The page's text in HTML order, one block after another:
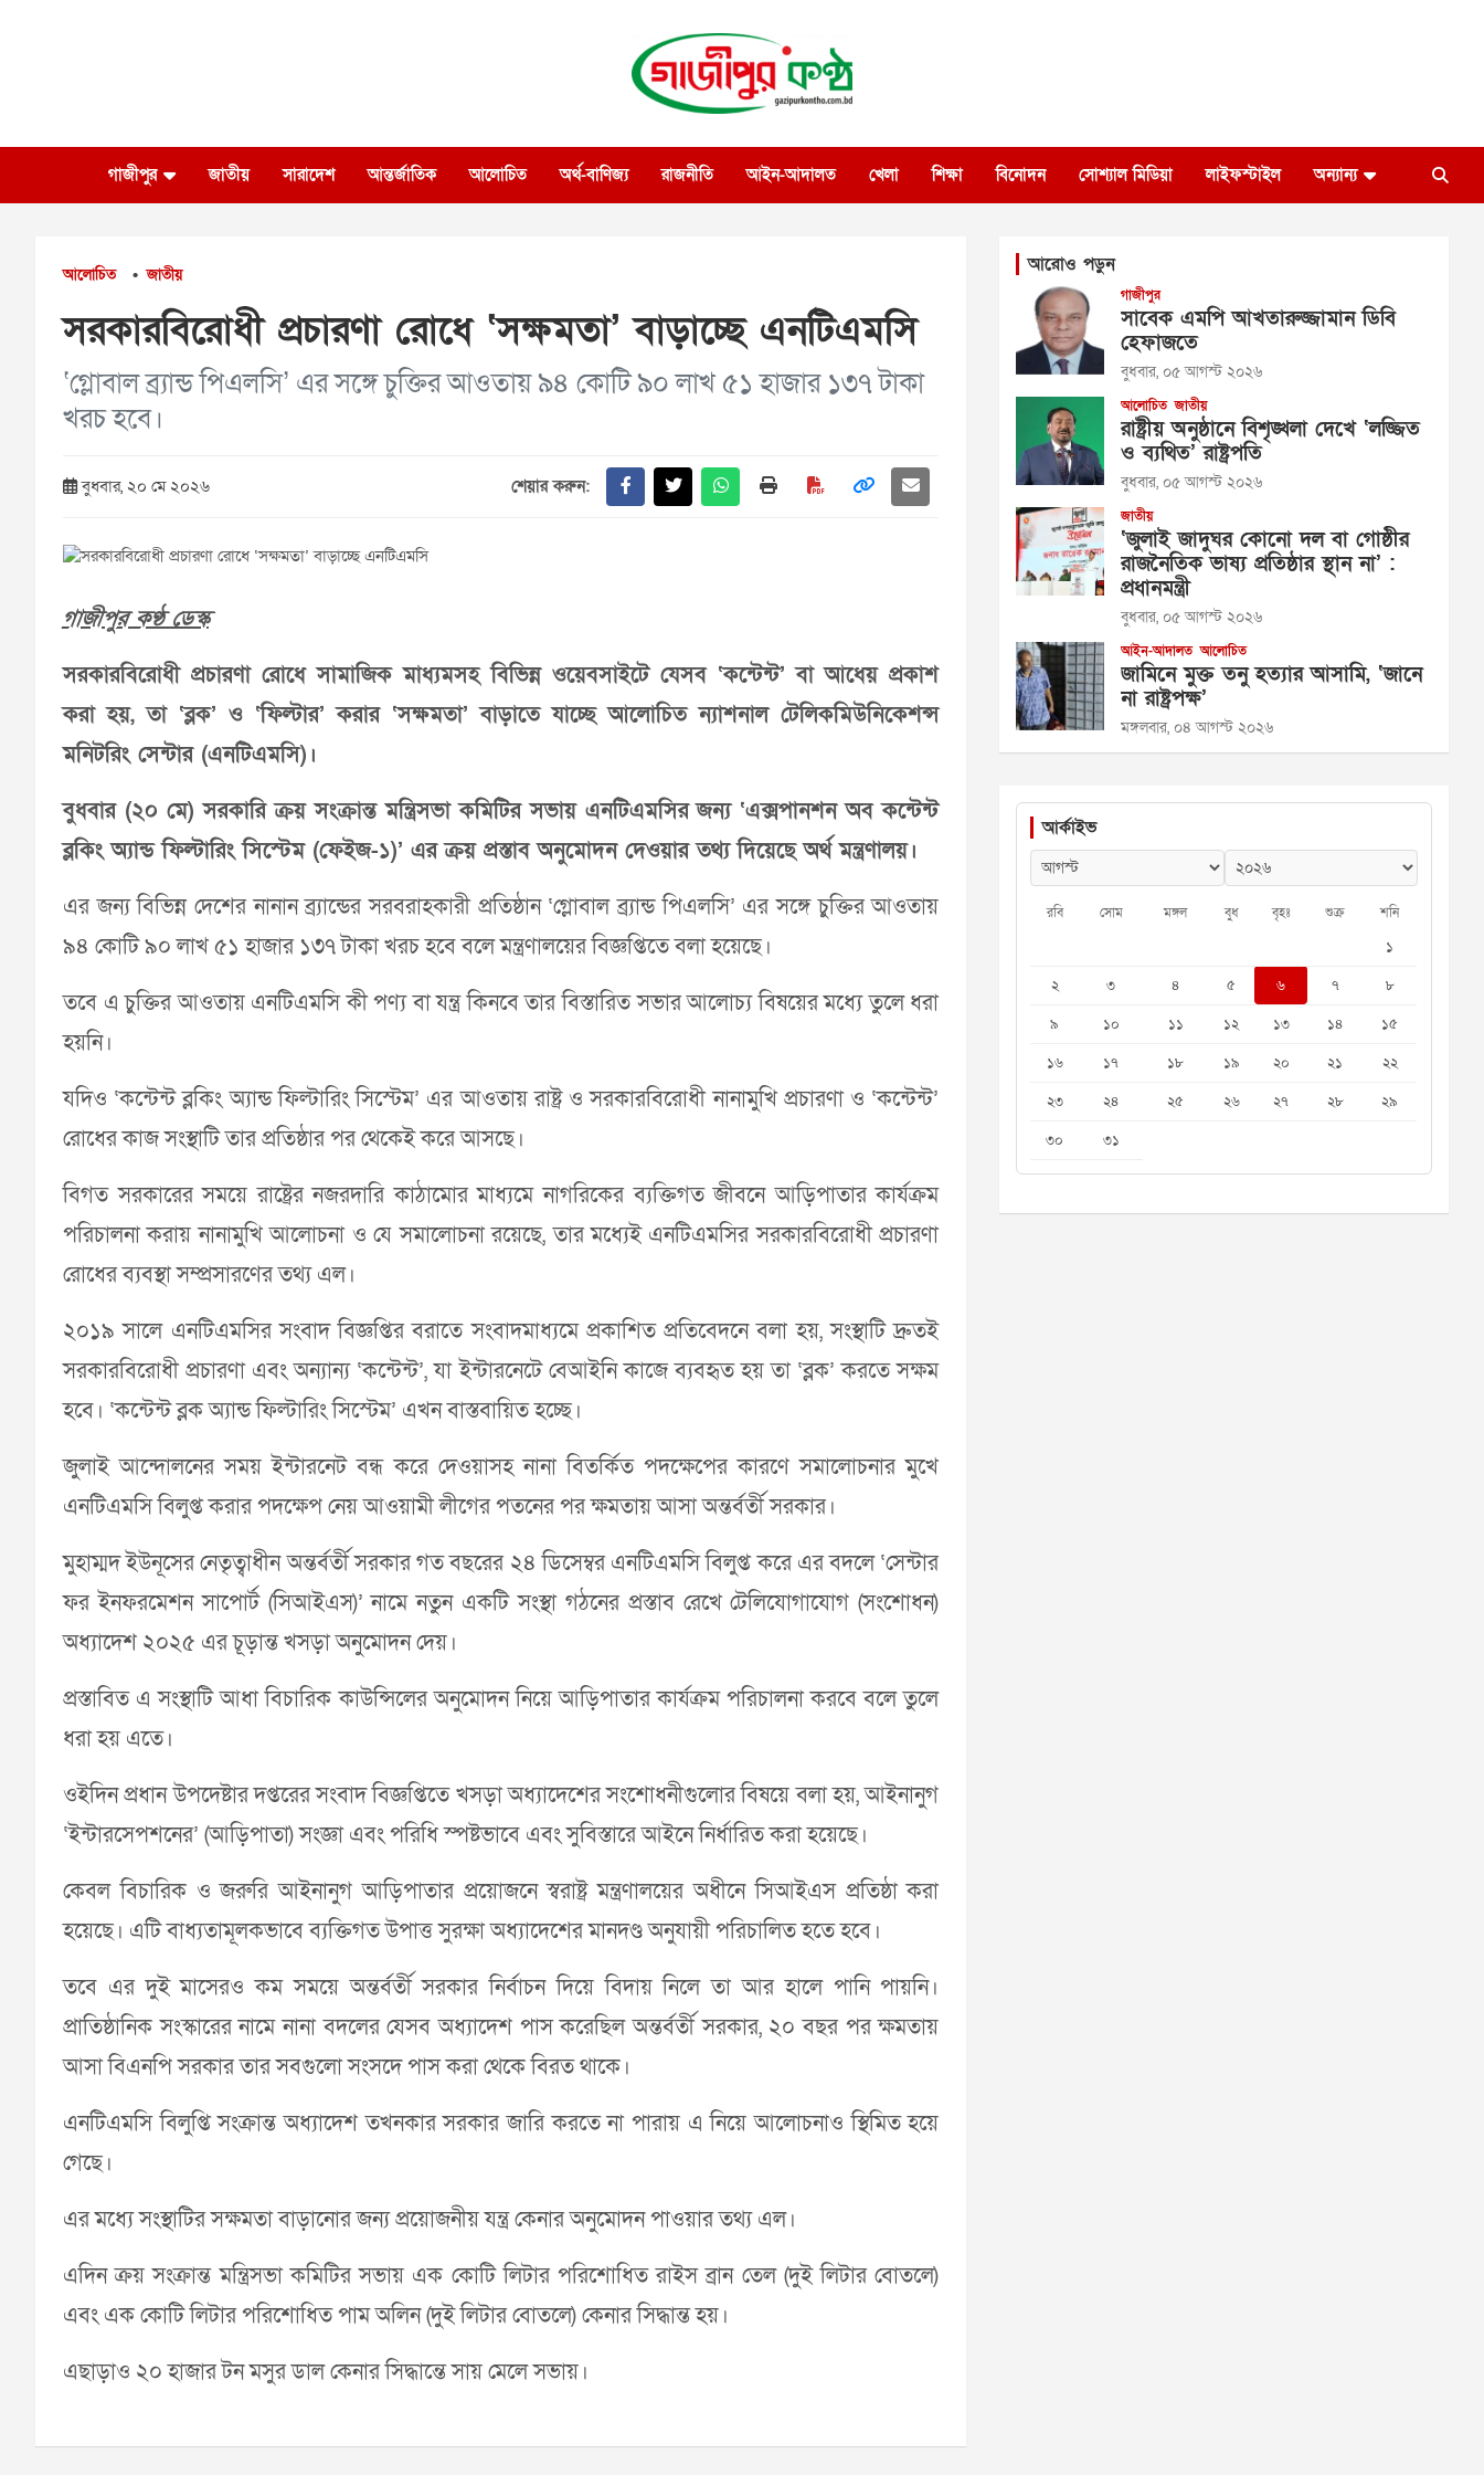
গাজীপুর কণ্ঠ
গাজীপুর জাতীয় সারাদেশ আন্তর্জাতিক আলোচিত অর্থ-বাণিজ্য রাজনীতি আইন-আদালত খেলা শিক্ষা বিনোদন সোশ্যাল মিডিয়া লাইফস্টাইল অন্যান্য
আলোচিত • জাতীয়
সরকারবিরোধী প্রচারণা রোধে ‘সক্ষমতা’ বাড়াচ্ছে এনটিএমসি
‘গ্লোবাল ব্র্যান্ড পিএলসি’ এর সঙ্গে চুক্তির আওতায় ৯৪ কোটি ৯০ লাখ ৫১ হাজার ১৩৭ টাকা
খরচ হবে।
বুধবার, ২০ মে ২০২৬ শেয়ার করুন:
গাজীপুর কণ্ঠ ডেস্ক
সরকারবিরোধী প্রচারণা রোধে সামাজিক মাধ্যমসহ বিভিন্ন ওয়েবসাইটে যেসব ‘কন্টেন্ট’ বা আধেয় প্রকাশ
করা হয়, তা ‘ব্লক’ ও ‘ফিল্টার’ করার ‘সক্ষমতা’ বাড়াতে যাচ্ছে আলোচিত ন্যাশনাল টেলিকমিউনিকেশন্স
মনিটরিং সেন্টার (এনটিএমসি)।
বুধবার (২০ মে) সরকারি ক্রয় সংক্রান্ত মন্ত্রিসভা কমিটির সভায় এনটিএমসির জন্য ‘এক্সপানশন অব কন্টেন্ট
ব্লকিং অ্যান্ড ফিল্টারিং সিস্টেম (ফেইজ-১)’ এর ক্রয় প্রস্তাব অনুমোদন দেওয়ার তথ্য দিয়েছে অর্থ মন্ত্রণালয়।
এর জন্য বিভিন্ন দেশের নানান ব্র্যান্ডের সরবরাহকারী প্রতিষ্ঠান ‘গ্লোবাল ব্র্যান্ড পিএলসি’ এর সঙ্গে চুক্তির আওতায়
৯৪ কোটি ৯০ লাখ ৫১ হাজার ১৩৭ টাকা খরচ হবে বলে মন্ত্রণালয়ের বিজ্ঞপ্তিতে বলা হয়েছে।
তবে এ চুক্তির আওতায় এনটিএমসি কী পণ্য বা যন্ত্র কিনবে তার বিস্তারিত সভার আলোচ্য বিষয়ের মধ্যে তুলে ধরা
হয়নি।
যদিও ‘কন্টেন্ট ব্লকিং অ্যান্ড ফিল্টারিং সিস্টেম’ এর আওতায় রাষ্ট্র ও সরকারবিরোধী নানামুখি প্রচারণা ও ‘কন্টেন্ট’
রোধের কাজ সংস্থাটি তার প্রতিষ্ঠার পর থেকেই করে আসছে।
বিগত সরকারের সময়ে রাষ্ট্রের নজরদারি কাঠামোর মাধ্যমে নাগরিকের ব্যক্তিগত জীবনে আড়িপাতার কার্যক্রম
পরিচালনা করায় নানামুখি আলোচনা ও যে সমালোচনা রয়েছে, তার মধ্যেই এনটিএমসির সরকারবিরোধী প্রচারণা
রোধের ব্যবস্থা সম্প্রসারণের তথ্য এল।
২০১৯ সালে এনটিএমসির সংবাদ বিজ্ঞপ্তির বরাতে সংবাদমাধ্যমে প্রকাশিত প্রতিবেদনে বলা হয়, সংস্থাটি দ্রুতই
সরকারবিরোধী প্রচারণা এবং অন্যান্য ‘কন্টেন্ট’, যা ইন্টারনেটে বেআইনি কাজে ব্যবহৃত হয় তা ‘ব্লক’ করতে সক্ষম
হবে। ‘কন্টেন্ট ব্লক অ্যান্ড ফিল্টারিং সিস্টেম’ এখন বাস্তবায়িত হচ্ছে।
জুলাই আন্দোলনের সময় ইন্টারনেট বন্ধ করে দেওয়াসহ নানা বিতর্কিত পদক্ষেপের কারণে সমালোচনার মুখে
এনটিএমসি বিলুপ্ত করার পদক্ষেপ নেয় আওয়ামী লীগের পতনের পর ক্ষমতায় আসা অন্তর্বর্তী সরকার।
মুহাম্মদ ইউনূসের নেতৃত্বাধীন অন্তর্বর্তী সরকার গত বছরের ২৪ ডিসেম্বর এনটিএমসি বিলুপ্ত করে এর বদলে ‘সেন্টার
ফর ইনফরমেশন সাপোর্ট (সিআইএস)’ নামে নতুন একটি সংস্থা গঠনের প্রস্তাব রেখে টেলিযোগাযোগ (সংশোধন)
অধ্যাদেশ ২০২৫ এর চূড়ান্ত খসড়া অনুমোদন দেয়।
প্রস্তাবিত এ সংস্থাটি আধা বিচারিক কাউন্সিলের অনুমোদন নিয়ে আড়িপাতার কার্যক্রম পরিচালনা করবে বলে তুলে
ধরা হয় এতে।
ওইদিন প্রধান উপদেষ্টার দপ্তরের সংবাদ বিজ্ঞপ্তিতে খসড়া অধ্যাদেশের সংশোধনীগুলোর বিষয়ে বলা হয়, আইনানুগ
‘ইন্টারসেপশনের’ (আড়িপাতা) সংজ্ঞা এবং পরিধি স্পষ্টভাবে এবং সুবিস্তারে আইনে নির্ধারিত করা হয়েছে।
কেবল বিচারিক ও জরুরি আইনানুগ আড়িপাতার প্রয়োজনে স্বরাষ্ট্র মন্ত্রণালয়ের অধীনে সিআইএস প্রতিষ্ঠা করা
হয়েছে। এটি বাধ্যতামূলকভাবে ব্যক্তিগত উপাত্ত সুরক্ষা অধ্যাদেশের মানদণ্ড অনুযায়ী পরিচালিত হতে হবে।
তবে এর দুই মাসেরও কম সময়ে অন্তর্বর্তী সরকার নির্বাচন দিয়ে বিদায় নিলে তা আর হালে পানি পায়নি।
প্রাতিষ্ঠানিক সংস্কারের নামে নানা বদলের যেসব অধ্যাদেশ পাস করেছিল অন্তর্বর্তী সরকার, ২০ বছর পর ক্ষমতায়
আসা বিএনপি সরকার তার সবগুলো সংসদে পাস করা থেকে বিরত থাকে।
এনটিএমসি বিলুপ্তি সংক্রান্ত অধ্যাদেশ তখনকার সরকার জারি করতে না পারায় এ নিয়ে আলোচনাও স্থিমিত হয়ে
গেছে।
এর মধ্যে সংস্থাটির সক্ষমতা বাড়ানোর জন্য প্রয়োজনীয় যন্ত্র কেনার অনুমোদন পাওয়ার তথ্য এল।
এদিন ক্রয় সংক্রান্ত মন্ত্রিসভা কমিটির সভায় এক কোটি লিটার পরিশোধিত রাইস ব্রান তেল (দুই লিটার বোতলে)
এবং এক কোটি লিটার পরিশোধিত পাম অলিন (দুই লিটার বোতলে) কেনার সিদ্ধান্ত হয়।
এছাড়াও ২০ হাজার টন মসুর ডাল কেনার সিদ্ধান্তে সায় মেলে সভায়।
আরোও পড়ুন
গাজীপুর
সাবেক এমপি আখতারুজ্জামান ডিবি
হেফাজতে
বুধবার, ০৫ আগস্ট ২০২৬
আলোচিত জাতীয়
রাষ্ট্রীয় অনুষ্ঠানে বিশৃঙ্খলা দেখে ‘লজ্জিত
ও ব্যথিত’ রাষ্ট্রপতি
বুধবার, ০৫ আগস্ট ২০২৬
জাতীয়
‘জুলাই জাদুঘর কোনো দল বা গোষ্ঠীর
রাজনৈতিক ভাষ্য প্রতিষ্ঠার স্থান না’ :
প্রধানমন্ত্রী
বুধবার, ০৫ আগস্ট ২০২৬
আইন-আদালত আলোচিত
জামিনে মুক্ত তনু হত্যার আসামি, ‘জানে
না রাষ্ট্রপক্ষ’
মঙ্গলবার, ০৪ আগস্ট ২০২৬
আর্কাইভ
রবি সোম মঙ্গল বুধ বৃহঃ শুক্র শনি
১
২
৩ ৪ ৫ ৬ ৭
৮
৯
১০ ১১ ১২ ১৩ ১৪
১৫
১৬
১৭ ১৮ ১৯ ২০ ২১
২২
২৩
২৪ ২৫ ২৬ ২৭ ২৮
২৯
৩০
৩১